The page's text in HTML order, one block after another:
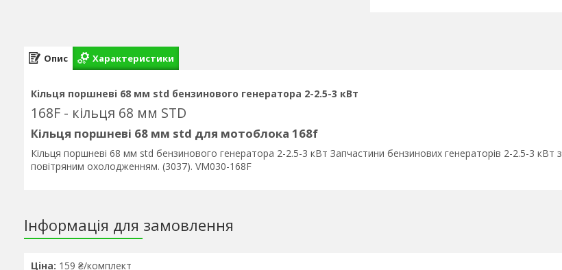
Опис Характеристики
Кільця поршневі 68 мм std бензинового генератора 2-2.5-3 кВт
168F - кільця 68 мм STD
Кільця поршневі 68 мм std для мотоблока 168f
Кільця поршневі 68 мм std бензинового генератора 2-2.5-3 кВт Запчастини бензинових генераторів 2-2.5-3 кВт з
повітряним охолодженням. (3037). VM030-168F
Інформація для замовлення
Ціна: 159 ₴/комплект